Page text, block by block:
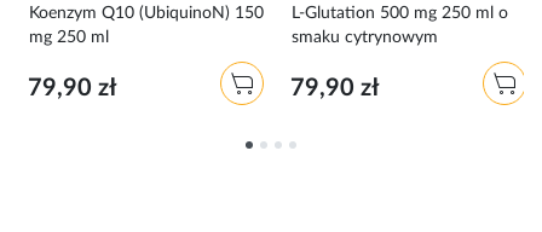
Koenzym Q10 (UbiquinoN) 150
mg 250 ml
79,90 zł
L-Glutation 500 mg 250 ml o
smaku cytrynowym
79,90 zł